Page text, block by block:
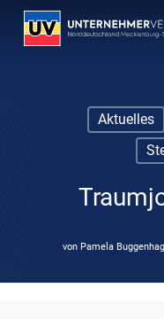
Skip
Aktuelles
von Pamela